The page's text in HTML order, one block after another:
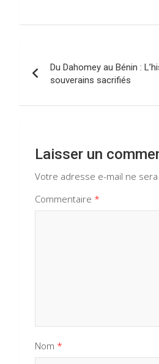
de
l’article
Du Dahomey au Bénin :
souverains sacrifiés
Laisser un
Votre adresse e-mail ne sera
Commentaire *
Nom *